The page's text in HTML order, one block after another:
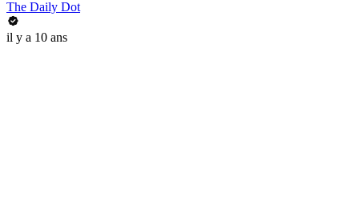
The Daily Dot
il y a 10 ans